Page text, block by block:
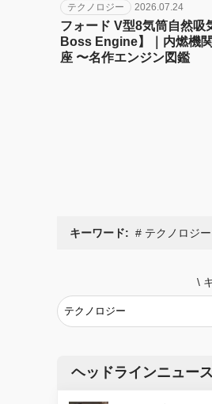
テクノロジー 2026.07.24
フォード V型8気筒自然吸
Boss Engine】｜内燃機
座 〜名作エンジン図鑑
キーワード: テクノロジー
\
ヘッドラインニュース